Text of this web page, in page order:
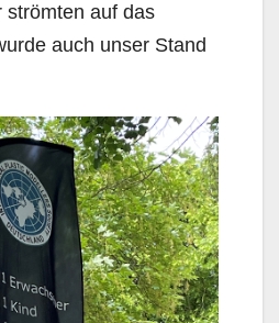
strömten auf das
auch unser Stand